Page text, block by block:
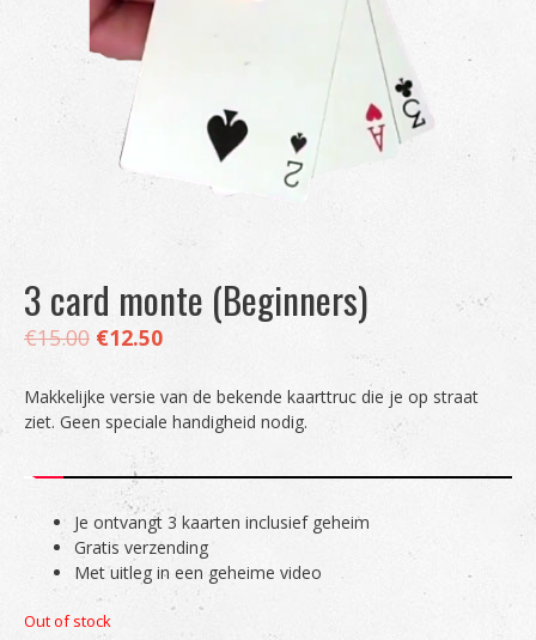
3 card monte (Beginners)
€15.00 €12.50
Makkelijke versie van de bekende kaarttruc die je op straat
ziet. Geen speciale handigheid nodig.
Je ontvangt 3 kaarten inclusief geheim
Gratis verzending
Met uitleg in een geheime video
Out of stock